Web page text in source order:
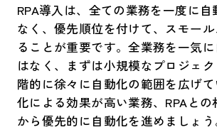
RPA導入は、全ての業務を一度に
なく、優先順位を付けて、スモー
ることが重要です。全業務を一気
はなく、まずは小規模なプロジェ
階的に徐々に自動化の範囲を広げ
化による効果が高い業務、RPAと
から優先的に自動化を進めましょう